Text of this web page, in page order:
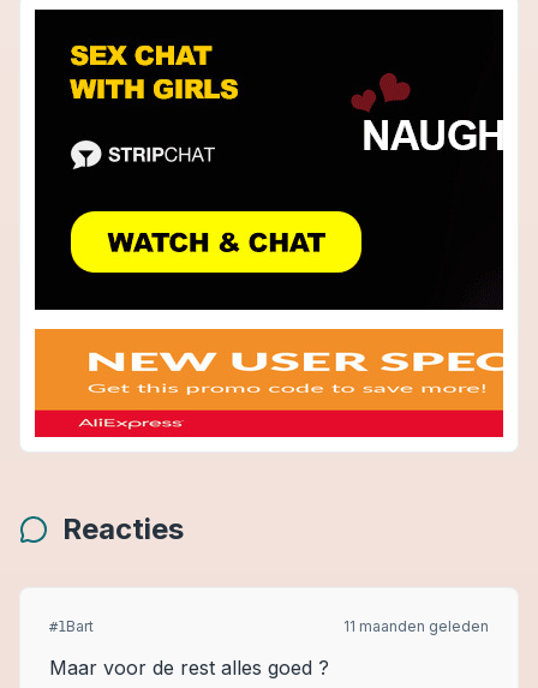
Reacties
#1Bart 11 maanden geleden
Maar voor de rest alles goed ?